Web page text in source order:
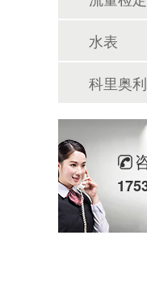
水表
科里奥